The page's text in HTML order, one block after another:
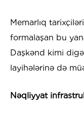
Memarlıq
formalaşan bu
Daşkənd kimi
layihələrinə də
Nəqliyyat